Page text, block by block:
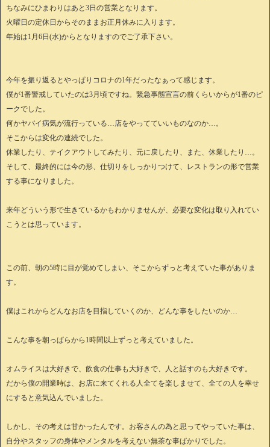
ちなみにひまわりはあと3日の営業となります。
火曜日の定休日からそのままお正月休みに入ります。
年始は1月6日(水)からとなりますのでご了承下さい。
今年を振り返るとやっぱりコロナの1年だったなぁって感じます。
僕が1番警戒していたのは3月頃ですね。緊急事態宣言の前くらいからが1番のピ
ークでした。
何かヤバイ病気が流行っている…店をやってていいものなのか…。
そこからは変化の連続でした。
休業したり、テイクアウトしてみたり、元に戻したり、また、休業したり…。
そして、最終的には今の形、仕切りをしっかりつけて、レストランの形で営業
する事になりました。
来年どういう形で生きているかもわかりませんが、必要な変化は取り入れてい
こうとは思っています。
この前、朝の5時に目が覚めてしまい、そこからずっと考えていた事がありま
す。
僕はこれからどんなお店を目指していくのか、どんな事をしたいのか…
こんな事を朝っぱらから1時間以上ずっと考えていました。
オムライスは大好きで、飲食の仕事も大好きで、人と話すのも大好きです。
だから僕の開業時は、お店に来てくれる人全てを楽しませて、全ての人を幸せ
にすると意気込んでいました。
しかし、その考えは甘かったんです。お客さんの為と思ってやっていた事は、
自分やスタッフの身体やメンタルを考えない無茶な事ばかりでした。